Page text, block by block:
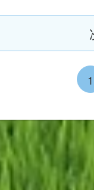
1